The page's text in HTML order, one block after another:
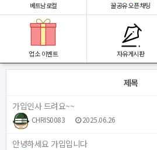
베트남로컬 꿀공유 오픈채팅
업소 이벤트 자유게시판
제목
가입인사 드려요~~
CHRIS0083 2025.06.26
안녕하세요 가입입니다